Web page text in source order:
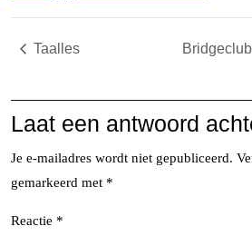
Taalles
Laat een antwoord
Je e-mailadres wordt niet gepubliceerd.
gemarkeerd met *
Reactie *